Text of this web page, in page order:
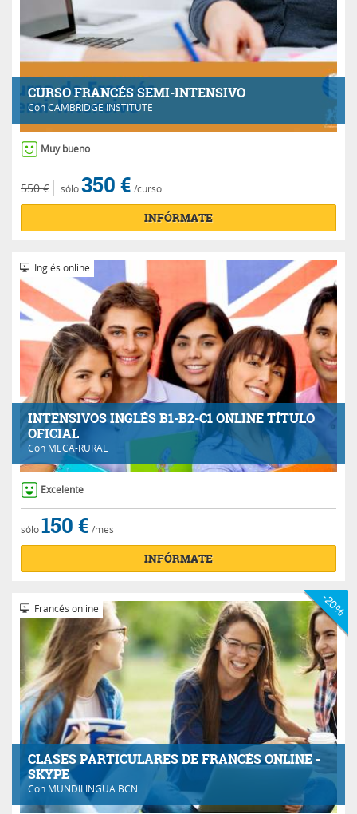
CURSO FRANCÉS SEMI-INTENSIVO
ConCAMBRIDGE INSTITUTE
Muy bueno
550 € sólo350 € /curso
INFÓRMATE
INTENSIVOS INGLÉS B1-B2-C1 ONLINE TÍTULO
OFICIAL
Con MECA-RURAL
Inglés online
Excelente
sólo150 € /mes
INFÓRMATE
CLASES PARTICULARES DE FRANCÉS ONLINE -
SKYPE
Con MUNDILINGUA BCN
Francés online -20%